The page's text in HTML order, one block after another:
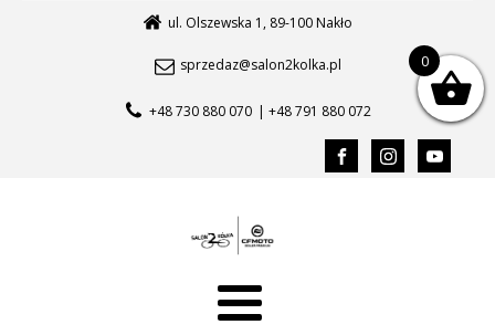
ul. Olszewska 1, 89-100 Nakło
sprzedaz@salon2kolka.pl
+48 730 880 070 | +48 791 880 072
0